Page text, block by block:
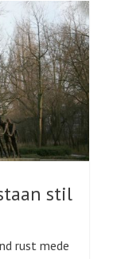
stil
rust mede